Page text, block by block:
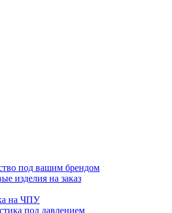
под вашим брендом
изделия на заказ
на ЧПУ
под давлением